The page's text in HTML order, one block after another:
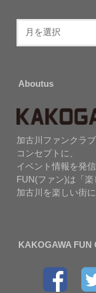
Aboutus
加古川ファンクラ
コンセプトに、
イベント情報を発
FUN(ファン)は「楽
加古川を楽しい街
KAKOGAWA